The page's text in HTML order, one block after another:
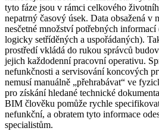
tyto fáze jsou v rámci celkového
nepatrný časový úsek. Data obsažená v
nesčetné množství potřebných informací
logicky setříděných a uspořádaných).
prostředí vkládá do rukou správců
jejich každodenní pracovní operativu.
nefunkčnosti a servisování koncových
nemusí manuálně „přehrabávat“ ve
pro získání hledané technické
BIM člověku pomůže rychle
nefunkční, a obratem tyto informace
specialistům.